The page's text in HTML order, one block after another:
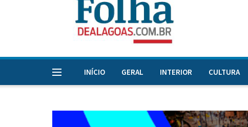
INÍCIO GERAL INTERIOR CULTURA